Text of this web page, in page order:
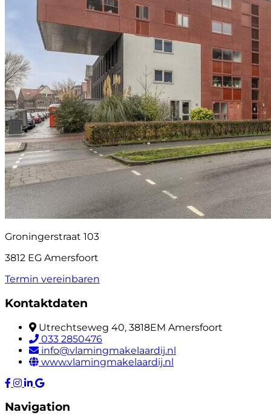
Groningerstraat 103
3812 EG Amersfoort
Termin vereinbaren
Kontaktdaten
Utrechtseweg 40, 3818EM Amersfoort
033 2850476
info@vlamingmakelaardij.nl
www.vlamingmakelaardij.nl
Navigation